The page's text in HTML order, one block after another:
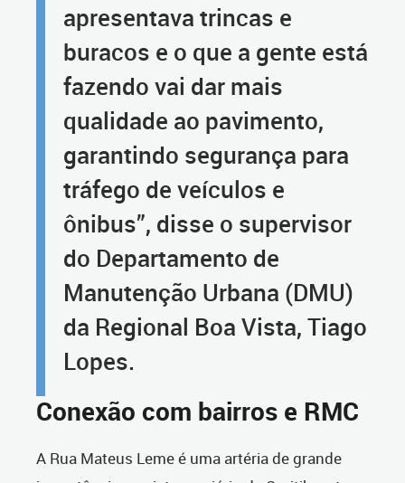
apresentava trincas e
buracos e o que a gente está
fazendo vai dar mais
qualidade ao pavimento,
garantindo segurança para
tráfego de veículos e
ônibus”, disse o supervisor
do Departamento de
Manutenção Urbana (DMU)
da Regional Boa Vista, Tiago
Lopes.
Conexão com bairros e RMC
A Rua Mateus Leme é uma artéria de grande